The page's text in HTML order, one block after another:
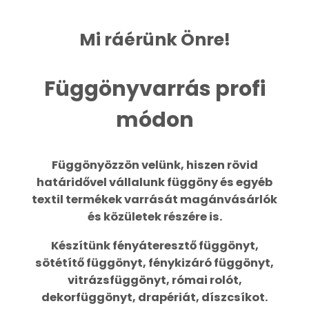
Mi ráérünk Önre!
Függönyvarrás profi
módon
Függönyözzön velünk, hiszen rövid
határidővel vállalunk függöny és egyéb
textil termékek varrását magánvásárlók
és közületek részére is.
Készítünk fényáteresztő függönyt,
sötétítő függönyt, fénykizáró függönyt,
vitrázsfüggönyt, római rolót,
dekorfüggönyt, drapériát, díszcsíkot.